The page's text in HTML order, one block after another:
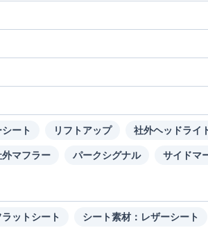
ート リフトアップ 社外ヘッドライ
外マフラー パークシグナル サイドマ
ットシート シート素材：レザーシート